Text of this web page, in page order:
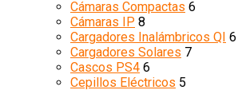
Cámaras Compactas 6
Cámaras IP 8
Cargadores Inalámbricos QI 6
Cargadores Solares 7
Cascos PS4 6
Cepillos Eléctricos 5